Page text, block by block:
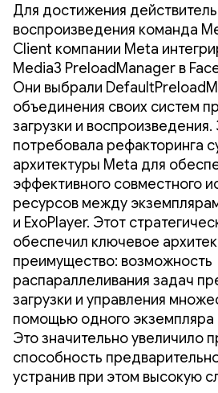
Для достижения
воспроизведения команда
Client компании Meta
Media3 PreloadManager в
Они выбрали
объединения своих систем
загрузки и воспроизведения.
потребовала рефакторинга
архитектуры Meta для
эффективного совместного
ресурсов между
и ExoPlayer. Этот
обеспечил ключевое
преимущество: возможность
распараллеливания задач
загрузки и управления
помощью одного экземпляра
Это значительно увеличило
способность
устранив при этом высокую